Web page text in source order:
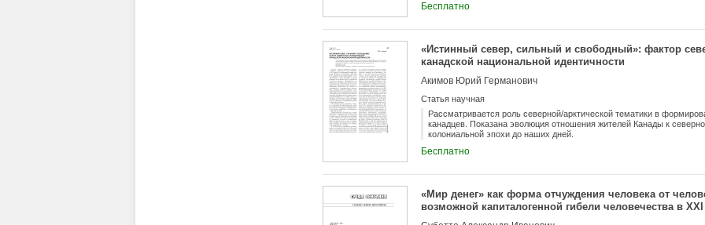
придать им более консолидированный характер на основе
способного увести от нарастающей катастрофичности.
Бесплатно
«Истинный север, сильный и свободный»: фактор
канадской национальной идентичности
Акимов Юрий Германович
Статья научная
Рассматривается роль северной/арктической тематики в
канадцев. Показана эволюция отношения жителей Канады к
колониальной эпохи до наших дней.
Бесплатно
«Мир денег» как форма отчуждения человека от
возможной капиталогенной гибели человечества в XXI